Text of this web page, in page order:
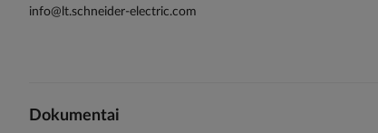
info@lt.schneider-electric.com
Dokumentai